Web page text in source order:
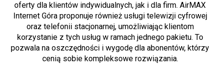
oferty dla klientów indywidualnych, jak i dla firm. AirMAX
Internet Góra proponuje również usługi telewizji cyfrowej
oraz telefonii stacjonarnej, umożliwiając klientom
korzystanie z tych usług w ramach jednego pakietu. To
pozwala na oszczędności i wygodę dla abonentów, którzy
cenią sobie kompleksowe rozwiązania.